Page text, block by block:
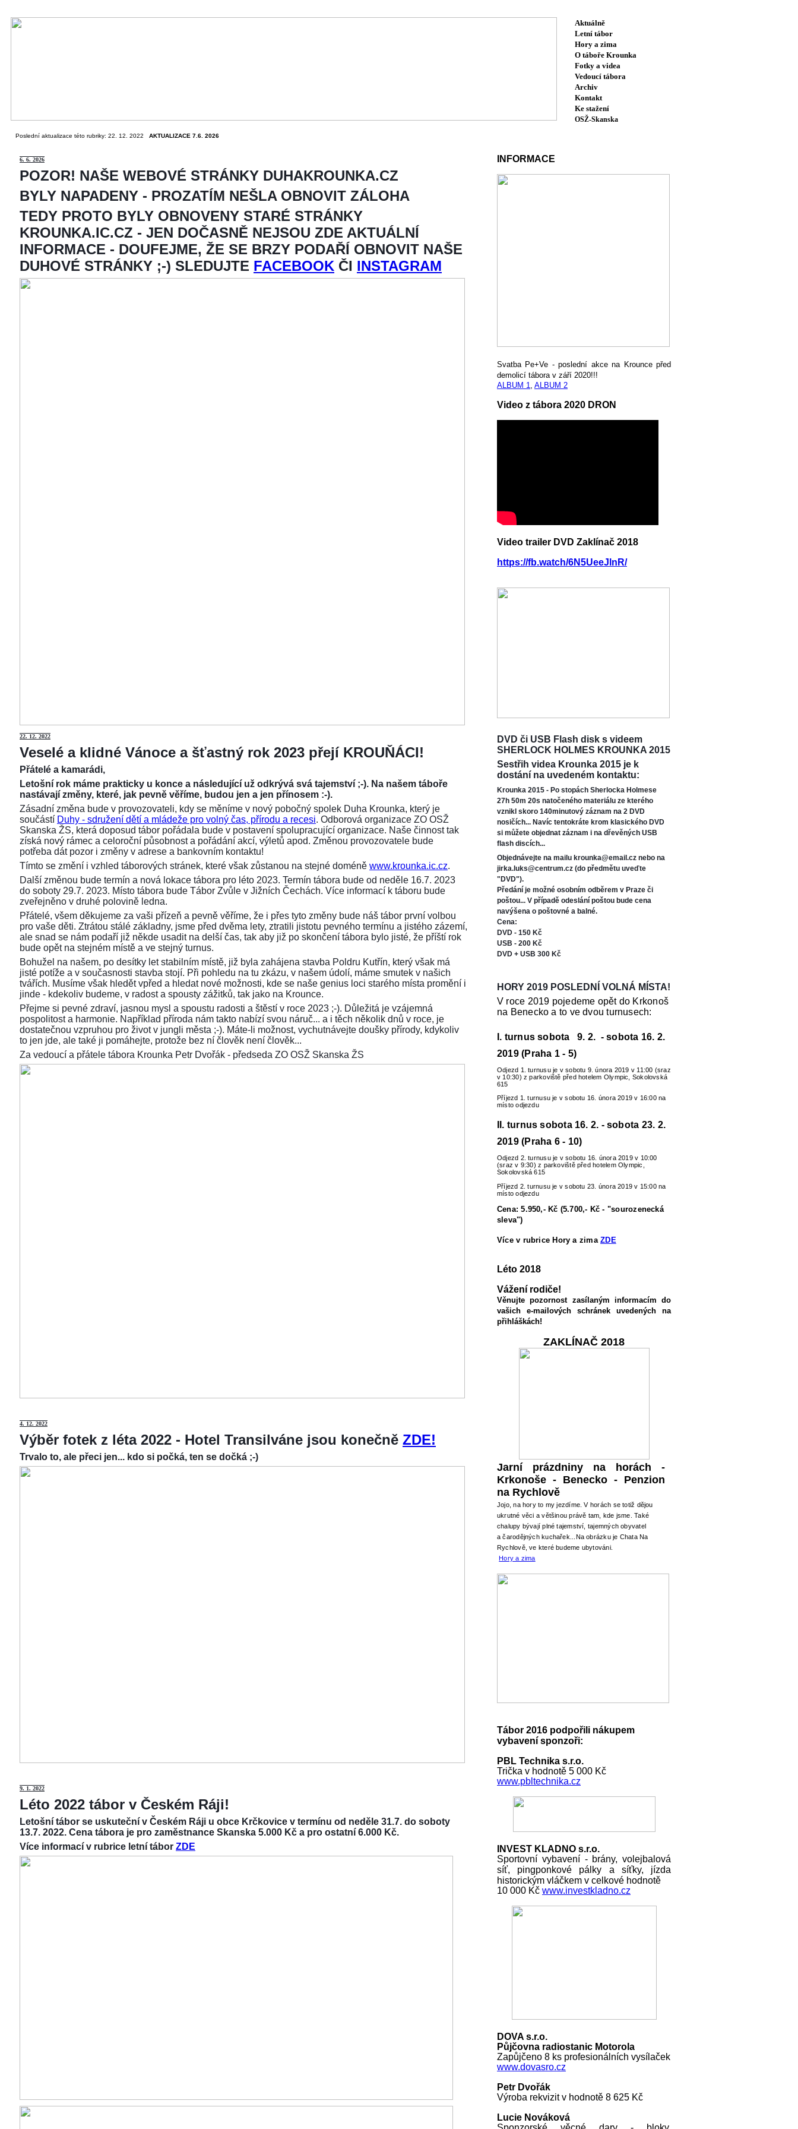
Aktuálně
Letní tábor
Hory a zima
O táboře Krounka
Fotky a videa
Vedoucí tábora
Archiv
Kontakt
Ke stažení
OSŽ-Skanska
Poslední aktualizace této rubriky: 22. 12. 2022 AKTUALIZACE 7.6. 2026
6. 6. 2026
POZOR! NAŠE WEBOVÉ STRÁNKY DUHAKROUNKA.CZ
BYLY NAPADENY - PROZATÍM NEŠLA OBNOVIT ZÁLOHA
TEDY PROTO BYLY OBNOVENY STARÉ STRÁNKY
KROUNKA.IC.CZ - JEN DOČASNĚ NEJSOU ZDE AKTUÁLNÍ
INFORMACE - DOUFEJME, ŽE SE BRZY PODAŘÍ OBNOVIT NAŠE
DUHOVÉ STRÁNKY ;-) SLEDUJTE FACEBOOK ČI INSTAGRAM
22. 12. 2022
Veselé a klidné Vánoce a šťastný rok 2023 přejí KROUŇÁCI!
Přátelé a kamarádi,
Letošní rok máme prakticky u konce a následující už odkrývá svá tajemství ;-). Na našem táboře
nastávají změny, které, jak pevně věříme, budou jen a jen přínosem :-).
Zásadní změna bude v provozovateli, kdy se měníme v nový pobočný spolek Duha Krounka, který je
součástí Duhy - sdružení dětí a mládeže pro volný čas, přírodu a recesi. Odborová organizace ZO OSŽ
Skanska ŽS, která doposud tábor pořádala bude v postavení spolupracující organizace. Naše činnost tak
získá nový rámec a celoroční působnost a pořádání akcí, výletů apod. Změnou provozovatele bude
potřeba dát pozor i změny v adrese a bankovním kontaktu!
Tímto se změní i vzhled táborových stránek, které však zůstanou na stejné doméně www.krounka.ic.cz.
Další změnou bude termín a nová lokace tábora pro léto 2023. Termín tábora bude od neděle 16.7. 2023
do soboty 29.7. 2023. Místo tábora bude Tábor Zvůle v Jižních Čechách. Více informací k táboru bude
zveřejněno v druhé polovině ledna.
Přátelé, všem děkujeme za vaši přízeň a pevně věříme, že i přes tyto změny bude náš tábor první volbou
pro vaše děti. Ztrátou stálé základny, jsme před dvěma lety, ztratili jistotu pevného termínu a jistého zázemí,
ale snad se nám podaří již někde usadit na delší čas, tak aby již po skončení tábora bylo jisté, že příští rok
bude opět na stejném místě a ve stejný turnus.
Bohužel na našem, po desítky let stabilním místě, již byla zahájena stavba Poldru Kutřín, který však má
jisté potíže a v současnosti stavba stojí. Při pohledu na tu zkázu, v našem údolí, máme smutek v našich
tvářích. Musíme však hledět vpřed a hledat nové možnosti, kde se naše genius loci starého místa promění i
jinde - kdekoliv budeme, v radost a spousty zážitků, tak jako na Krounce.
Přejme si pevné zdraví, jasnou mysl a spoustu radosti a štěstí v roce 2023 ;-). Důležitá je vzájemná
pospolitost a harmonie. Například příroda nám takto nabízí svou náruč... a i těch několik dnů v roce, je
dostatečnou vzpruhou pro život v jungli města ;-). Máte-li možnost, vychutnávejte doušky přírody, kdykoliv
to jen jde, ale také ji pomáhejte, protože bez ní člověk není člověk...
Za vedoucí a přátele tábora Krounka Petr Dvořák - předseda ZO OSŽ Skanska ŽS
4. 12. 2022
Výběr fotek z léta 2022 - Hotel Transilváne jsou konečně ZDE!
Trvalo to, ale přeci jen... kdo si počká, ten se dočká ;-)
9. 1. 2022
Léto 2022 tábor v Českém Ráji!
Letošní tábor se uskuteční v Českém Ráji u obce Krčkovice v termínu od neděle 31.7. do soboty
13.7. 2022. Cena tábora je pro zaměstnance Skanska 5.000 Kč a pro ostatní 6.000 Kč.
Více informací v rubrice letní tábor ZDE
INFORMACE
Svatba Pe+Ve - poslední akce na Krounce před
demolicí tábora v září 2020!!!
ALBUM 1, ALBUM 2
Video z tábora 2020 DRON
Video trailer DVD Zaklínač 2018
https://fb.watch/6N5UeeJlnR/
DVD či USB Flash disk s videem
SHERLOCK HOLMES KROUNKA 2015
Sestřih videa Krounka 2015 je k
dostání na uvedeném kontaktu:
Krounka 2015 - Po stopách Sherlocka Holmese
27h 50m 20s natočeného materiálu ze kterého
vznikl skoro 140minutový záznam na 2 DVD
nosičích... Navíc tentokráte krom klasického DVD
si můžete objednat záznam i na dřevěných USB
flash discích...
Objednávejte na mailu krounka@email.cz nebo na
jirka.luks@centrum.cz (do předmětu uveďte
"DVD").
Předání je možné osobním odběrem v Praze či
poštou... V případě odeslání poštou bude cena
navýšena o poštovné a balné.
Cena:
DVD - 150 Kč
USB - 200 Kč
DVD + USB 300 Kč
HORY 2019 POSLEDNÍ VOLNÁ MÍSTA!
V roce 2019 pojedeme opět do Krkonoš
na Benecko a to ve dvou turnusech:
I. turnus sobota 9. 2. - sobota 16. 2.
2019 (Praha 1 - 5)
Odjezd 1. turnusu je v sobotu 9. února 2019 v 11:00 (sraz
v 10:30) z parkoviště před hotelem Olympic, Sokolovská
615
Příjezd 1. turnusu je v sobotu 16. února 2019 v 16:00 na
místo odjezdu
II. turnus sobota 16. 2. - sobota 23. 2.
2019 (Praha 6 - 10)
Odjezd 2. turnusu je v sobotu 16. února 2019 v 10:00
(sraz v 9:30) z parkoviště před hotelem Olympic,
Sokolovská 615
Příjezd 2. turnusu je v sobotu 23. února 2019 v 15:00 na
místo odjezdu
Cena: 5.950,- Kč (5.700,- Kč - "sourozenecká
sleva")
Více v rubrice Hory a zimaZDE
Léto 2018
Vážení rodiče!
Věnujte pozornost zasílaným informacím do
vašich e-mailových schránek uvedených na
přihláškách!
ZAKLÍNAČ 2018
Jarní prázdniny na horách -
Krkonoše - Benecko - Penzion
na Rychlově
Jojo, na hory to my jezdíme. V horách se totiž dějou
ukrutné věci a většinou právě tam, kde jsme. Také
chalupy bývají plné tajemství, tajemných obyvatel
a čarodějných kuchařek...Na obrázku je Chata Na
Rychlově, ve které budeme ubytováni.
Hory a zima
Tábor 2016 podpořili nákupem
vybavení sponzoři:
PBL Technika s.r.o.
Trička v hodnotě 5 000 Kč
www.pbltechnika.cz
INVEST KLADNO s.r.o.
Sportovní vybavení - brány, volejbalová
síť, pingponkové pálky a síťky, jízda
historickým vláčkem v celkové hodnotě
10 000 Kč www.investkladno.cz
DOVA s.r.o.
Půjčovna radiostanic Motorola
Zapůjčeno 8 ks profesionálních vysílaček
www.dovasro.cz
Petr Dvořák
Výroba rekvizit v hodnotě 8 625 Kč
Lucie Nováková